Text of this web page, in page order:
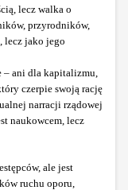
lecz walka o
przyrodników,
lecz jako jego
– ani dla kapitalizmu,
czerpie swoją rację
narracji rządowej
naukowcem, lecz
ale jest
ruchu oporu,